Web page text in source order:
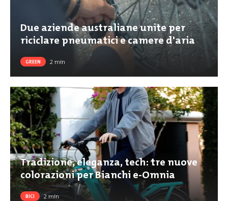
Due aziende australiane unite per
riciclare pneumatici e camere d'aria
GREEN 2min
Tradizione, eleganza, tech: tre nuove
colorazioni per Bianchi e-Omnia
BICI 2min